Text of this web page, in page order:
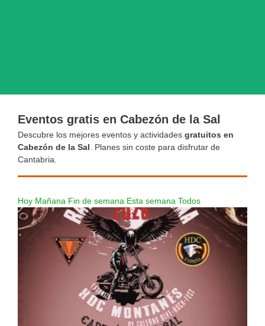
Eventos gratis en Cabezón de la Sal
Descubre los mejores eventos y actividades gratuitos en
Cabezón de la Sal . Planes sin coste para disfrutar de
Cantabria.
Hoy Mañana Fin de semana Esta semana Todos